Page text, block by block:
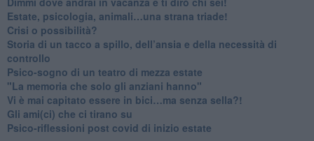
​Estate, psicologia, animali…una strana triade!
​Crisi o possibilità?
​Storia di un tacco a spillo, dell’ansia e della necessità di
controllo
​Psico-sogno di un teatro di mezza estate
"La memoria che solo gli anziani hanno"
​Vi è mai capitato essere in bici…ma senza sella?!
​Gli ami(ci) che ci tirano su
Psico-riflessioni post covid di inizio estate